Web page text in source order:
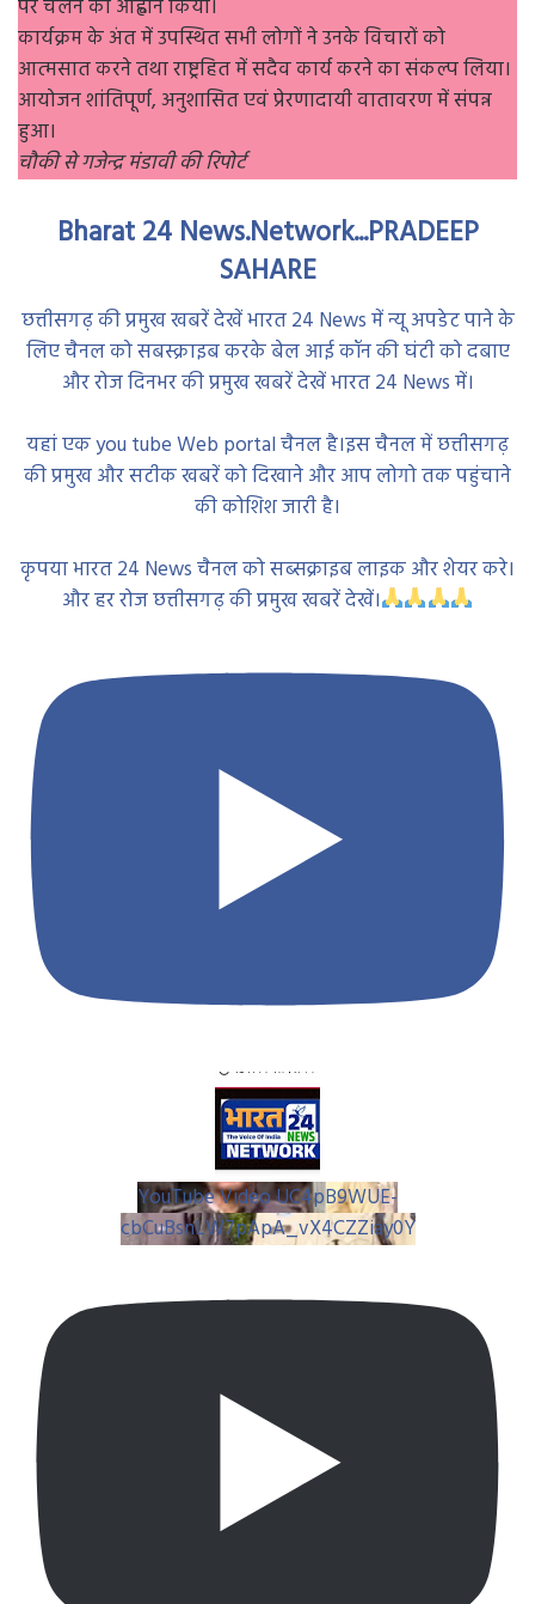
पर चलने का आह्वान किया।
कार्यक्रम के अंत में उपस्थित सभी लोगों ने उनके विचारों को
आत्मसात करने तथा राष्ट्रहित में सदैव कार्य करने का संकल्प लिया।
आयोजन शांतिपूर्ण, अनुशासित एवं प्रेरणादायी वातावरण में संपन्न
हुआ।
चौकी से गजेन्द्र मंडावी की रिपोर्ट
Bharat 24 News.Network...PRADEEP
SAHARE
छत्तीसगढ़ की प्रमुख खबरें देखें भारत 24 News में न्यू अपडेट पाने के
लिए चैनल को सबस्क्राइब करके बेल आई कॉन की घंटी को दबाए
और रोज दिनभर की प्रमुख खबरें देखें भारत 24 News में।
यहां एक you tube Web portal चैनल है।इस चैनल में छत्तीसगढ़
की प्रमुख और सटीक खबरें को दिखाने और आप लोगो तक पहुंचाने
की कोशिश जारी है।
कृपया भारत 24 News चैनल को सब्सक्राइब लाइक और शेयर करे।
और हर रोज छत्तीसगढ़ की प्रमुख खबरें देखें।
YouTube Video UC4pB9WUE-
cbCuBsnLW7pApA_vX4CZZiay0Y